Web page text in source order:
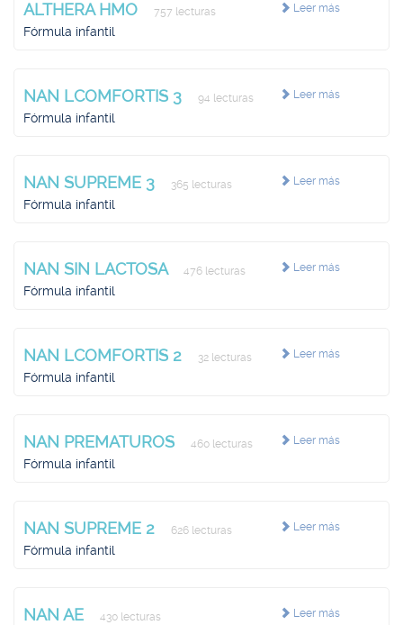
Leer más
ALTHERA HMO 757 lecturas
Fórmula infantil
Leer más
NAN LCOMFORTIS 3 94 lecturas
Fórmula infantil
Leer más
NAN SUPREME 3 365 lecturas
Fórmula infantil
Leer más
NAN SIN LACTOSA 476 lecturas
Fórmula infantil
Leer más
NAN LCOMFORTIS 2 32 lecturas
Fórmula infantil
Leer más
NAN PREMATUROS 460 lecturas
Fórmula infantil
Leer más
NAN SUPREME 2 626 lecturas
Fórmula infantil
Leer más
NAN AE 430 lecturas